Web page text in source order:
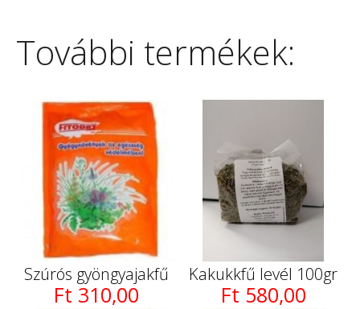
További termékek:
Szúrós gyöngyajakfű
Ft 310,00
Kakukkfű levél 100gr
Ft 580,00